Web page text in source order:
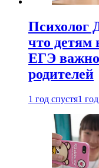
Психолог
что детям
ЕГЭ важно
родителей
1 год спустя1